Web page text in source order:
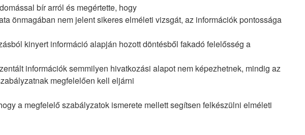
bír arról és megértette, hogy
önmagában nem jelent sikeres elméleti vizsgát, az információk pontossága
kinyert információ alapján hozott döntésből fakadó felelősség a
információk semmilyen hivatkozási alapot nem képezhetnek, mindig az
megfelelően kell eljárni
a megfelelő szabályzatok ismerete mellett segítsen felkészülni elméleti